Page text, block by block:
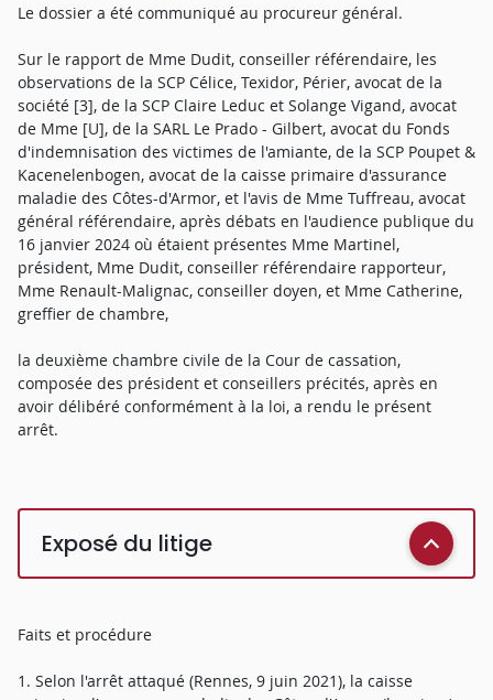
Le dossier a été communiqué au procureur général.
Sur le rapport de Mme Dudit, conseiller référendaire, les
observations de la SCP Célice, Texidor, Périer, avocat de la
société [3], de la SCP Claire Leduc et Solange Vigand, avocat
de Mme [U], de la SARL Le Prado - Gilbert, avocat du Fonds
d'indemnisation des victimes de l'amiante, de la SCP Poupet &
Kacenelenbogen, avocat de la caisse primaire d'assurance
maladie des Côtes-d'Armor, et l'avis de Mme Tuffreau, avocat
général référendaire, après débats en l'audience publique du
16 janvier 2024 où étaient présentes Mme Martinel,
président, Mme Dudit, conseiller référendaire rapporteur,
Mme Renault-Malignac, conseiller doyen, et Mme Catherine,
greffier de chambre,
la deuxième chambre civile de la Cour de cassation,
composée des président et conseillers précités, après en
avoir délibéré conformément à la loi, a rendu le présent
arrêt.
Exposé du litige
Faits et procédure
1. Selon l'arrêt attaqué (Rennes, 9 juin 2021), la caisse